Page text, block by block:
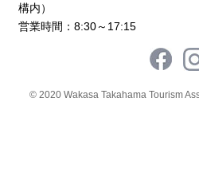
構内）
営業時間：8:30～17:15
© 2020 Wakasa Takahama Tourism